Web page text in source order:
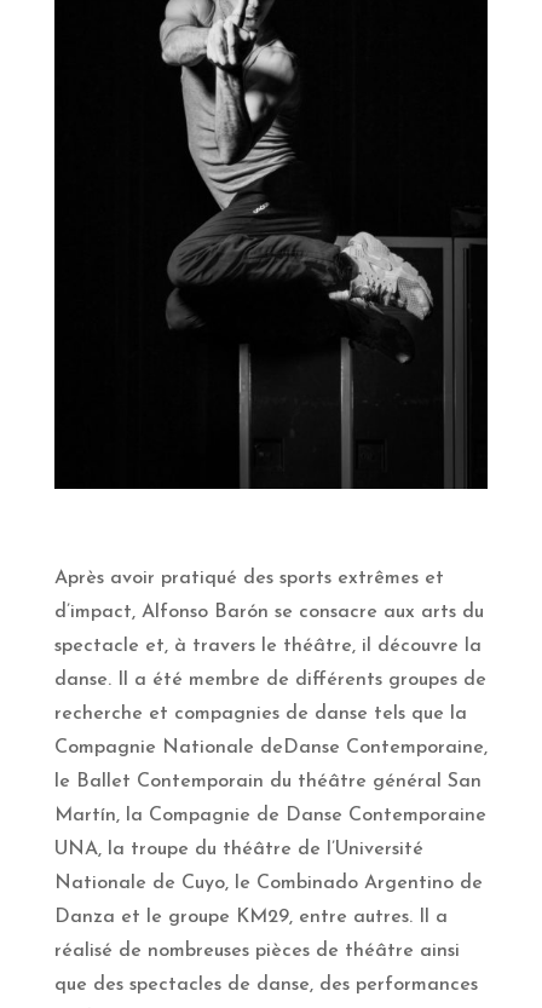
Après avoir pratiqué des sports extrêmes et
d’impact, Alfonso Barón se consacre aux arts du
spectacle et, à travers le théâtre, il découvre la
danse. Il a été membre de différents groupes de
recherche et compagnies de danse tels que la
Compagnie Nationale deDanse Contemporaine,
le Ballet Contemporain du théâtre général San
Martín, la Compagnie de Danse Contemporaine
UNA, la troupe du théâtre de l’Université
Nationale de Cuyo, le Combinado Argentino de
Danza et le groupe KM29, entre autres. Il a
réalisé de nombreuses pièces de théâtre ainsi
que des spectacles de danse, des performances